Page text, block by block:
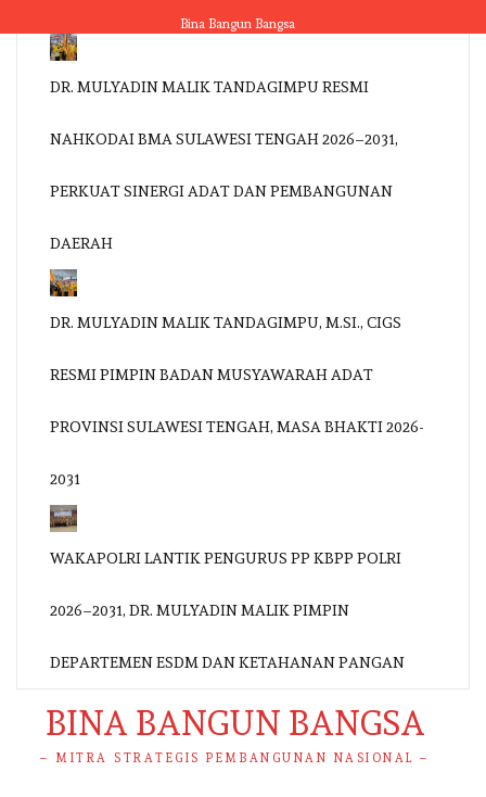
to
content
Bina Bangun Bangsa
DR. MULYADIN MALIK TANDAGIMPU RESMI
NAHKODAI BMA SULAWESI TENGAH 2026–2031,
PERKUAT SINERGI ADAT DAN PEMBANGUNAN
DAERAH
DR. MULYADIN MALIK TANDAGIMPU, M.SI., CIGS
RESMI PIMPIN BADAN MUSYAWARAH ADAT
PROVINSI SULAWESI TENGAH, MASA BHAKTI 2026-
2031
WAKAPOLRI LANTIK PENGURUS PP KBPP POLRI
2026–2031, DR. MULYADIN MALIK PIMPIN
DEPARTEMEN ESDM DAN KETAHANAN PANGAN
BINA BANGUN BANGSA
– MITRA STRATEGIS PEMBANGUNAN NASIONAL –